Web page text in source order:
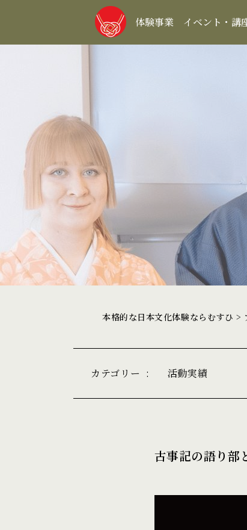
体験事業 イベント・講
本格的な日本文化体験ならむすひ >
カテゴリー : 活動実績
古事記の語り部